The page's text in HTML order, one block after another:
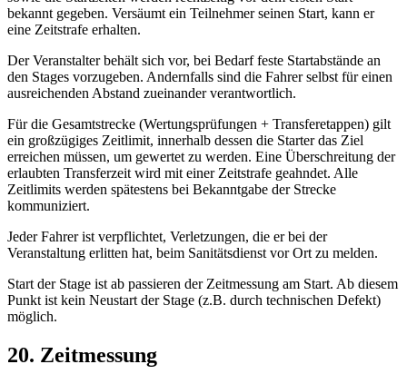
bekannt gegeben. Versäumt ein Teilnehmer seinen Start, kann er
eine Zeitstrafe erhalten.
Der Veranstalter behält sich vor, bei Bedarf feste Startabstände an
den Stages vorzugeben. Andernfalls sind die Fahrer selbst für einen
ausreichenden Abstand zueinander verantwortlich.
Für die Gesamtstrecke (Wertungsprüfungen + Transferetappen) gilt
ein großzügiges Zeitlimit, innerhalb dessen die Starter das Ziel
erreichen müssen, um gewertet zu werden. Eine Überschreitung der
erlaubten Transferzeit wird mit einer Zeitstrafe geahndet. Alle
Zeitlimits werden spätestens bei Bekanntgabe der Strecke
kommuniziert.
Jeder Fahrer ist verpflichtet, Verletzungen, die er bei der
Veranstaltung erlitten hat, beim Sanitätsdienst vor Ort zu melden.
Start der Stage ist ab passieren der Zeitmessung am Start. Ab diesem
Punkt ist kein Neustart der Stage (z.B. durch technischen Defekt)
möglich.
20. Zeitmessung